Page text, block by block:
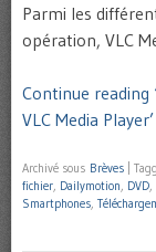
Parmi les
opération, VLC
Continue reading
VLC Media
Archivé sous Brèves
fichier, Dailymotion, DVD,
Smartphones,